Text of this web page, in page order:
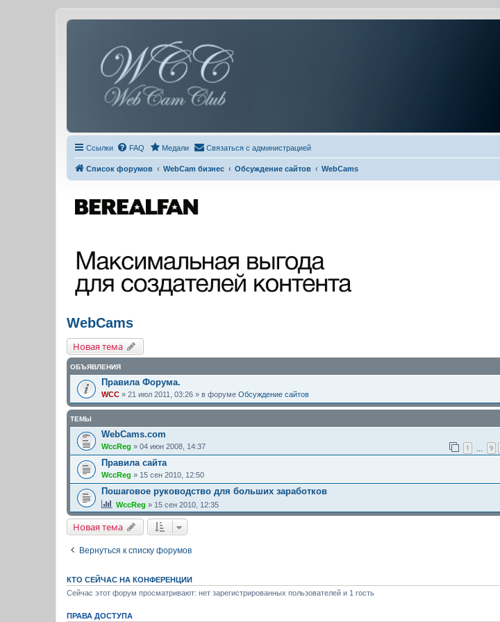
Ссылки FAQ Медали Связаться с администрацией
Список форумов WebCam бизнес Обсуждение сайтов WebCams
WebCams
Новая тема
ОБЪЯВЛЕНИЯ
Правила Форума.
WCC » 21 июл 2011, 03:26 » в форуме Обсуждение сайтов
ТЕМЫ
WebCams.com
WccReg » 04 июн 2008, 14:37 1 9
Правила сайта
WccReg » 15 сен 2010, 12:50
Пошаговое руководство для больших заработков
WccReg » 15 сен 2010, 12:35
Новая тема
Вернуться к списку форумов
КТО СЕЙЧАС НА КОНФЕРЕНЦИИ
Сейчас этот форум просматривают: нет зарегистрированных пользователей и 1 гость
ПРАВА ДОСТУПА